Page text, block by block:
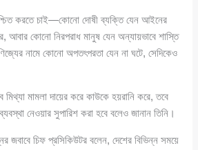
করতে চাই—কোনো দোষী ব্যক্তি যেন আইনের
আবার কোনো নিরপরাধ মানুষ যেন অন্যায়ভাবে শাস্তি
নামে কোনো অপতৎপরতা যেন না ঘটে, সেদিকেও
মিথ্যা মামলা দায়ের করে কাউকে হয়রানি করে, তবে
নেওয়ার সুপারিশ করা হবে বলেও জানান তিনি।
জবাবে চিফ প্রসিকিউটর বলেন, দেশের বিভিন্ন সময়ে